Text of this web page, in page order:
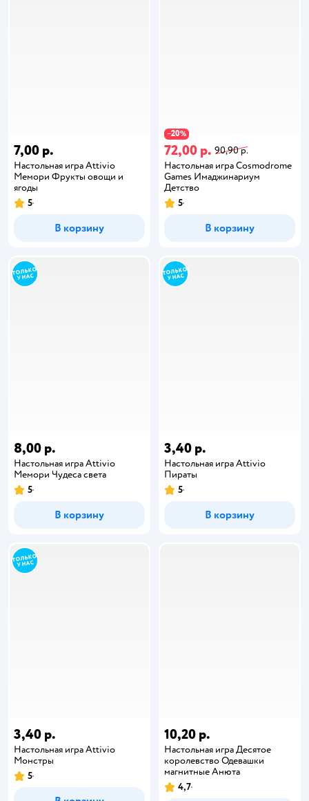
7,00 р.
Настольная игра Attivio
Мемори Фрукты овощи и
ягоды
5
В корзину
−20%
72,00 р. 90,90 р.
Настольная игра Cosmodrome
Games Имаджинариум
Детство
5
В корзину
8,00 р.
Настольная игра Attivio
Мемори Чудеса света
5
В корзину
3,40 р.
Настольная игра Attivio
Пираты
5
В корзину
3,40 р.
Настольная игра Attivio
Монстры
5
10,20 р.
Настольная игра Десятое
королевство Одевашки
магнитные Анюта
4,7